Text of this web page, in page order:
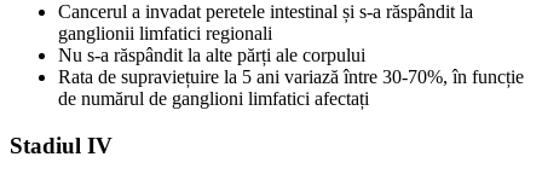
Cancerul a invadat peretele intestinal și s-a răspândit la
ganglionii limfatici regionali
Nu s-a răspândit la alte părți ale corpului
Rata de supraviețuire la 5 ani variază între 30-70%, în funcție
de numărul de ganglioni limfatici afectați
Stadiul IV